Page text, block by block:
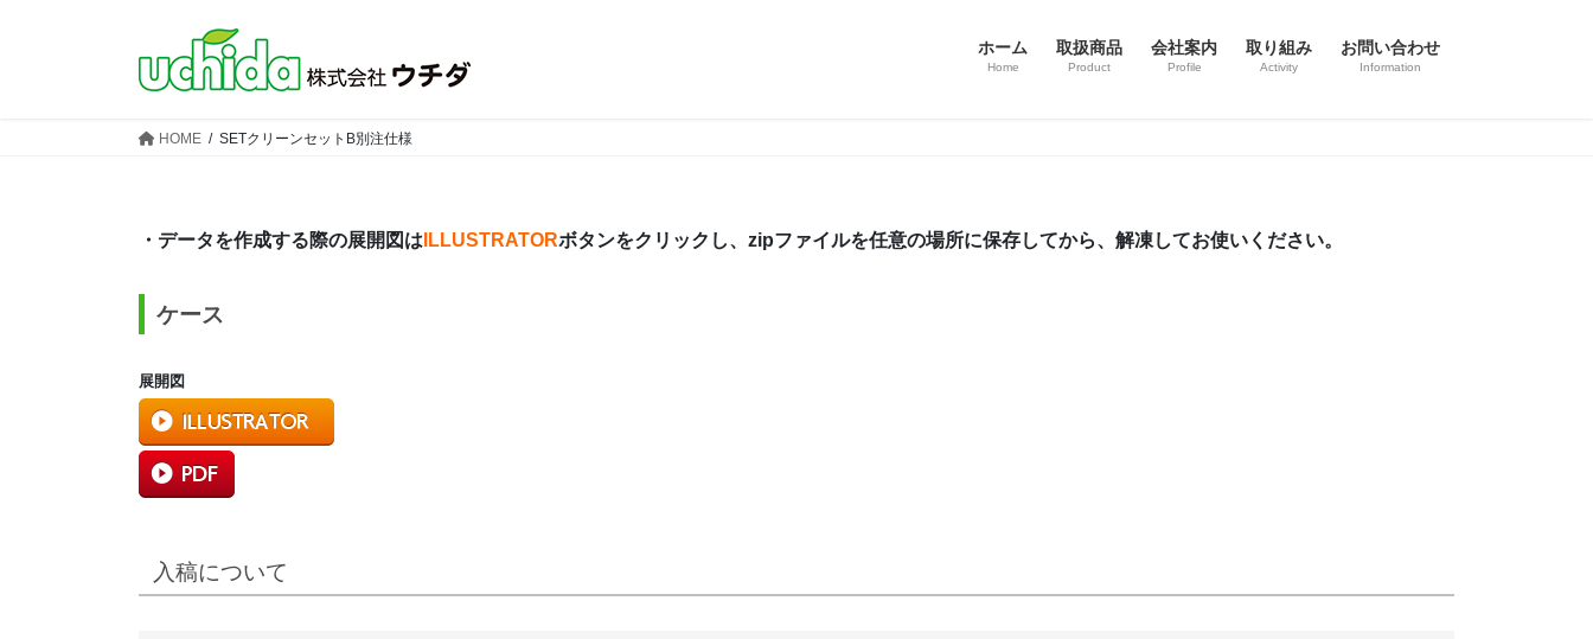
ホーム
Home
取扱商品
Product
会社案内
Profile
取り組み
Activity
お問い合わせ
Information
HOME SETクリーンセットB別注仕様
・データを作成する際の展開図は ILLUSTRATORボタンをクリックし、zipファイルを任意の場所に保存してから、解凍してお使いください。
ケース
展開図
入稿について